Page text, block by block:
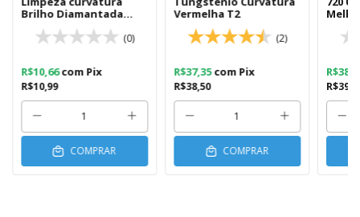
Brilho Diamantada
(0)
R$10,99
R$10,66com Pix
COMPRAR
Vermelha T2
(2)
R$38,50
R$37,35com Pix
COMPRAR